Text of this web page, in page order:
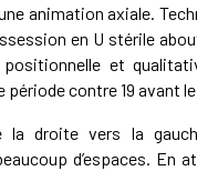
animation axiale.
en U stérile
et
contre 19 avant
la droite vers la
d’espaces.